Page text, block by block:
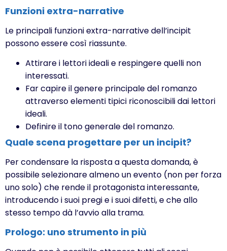
Funzioni extra-narrative
Le principali funzioni extra-narrative dell’incipit
possono essere così riassunte.
Attirare i lettori ideali e respingere quelli non
interessati.
Far capire il genere principale del romanzo
attraverso elementi tipici riconoscibili dai lettori
ideali.
Definire il tono generale del romanzo.
Quale scena progettare per un incipit?
Per condensare la risposta a questa domanda, è
possibile selezionare almeno un evento (non per forza
uno solo) che rende il protagonista interessante,
introducendo i suoi pregi e i suoi difetti, e che allo
stesso tempo dà l’avvio alla trama.
Prologo: uno strumento in più